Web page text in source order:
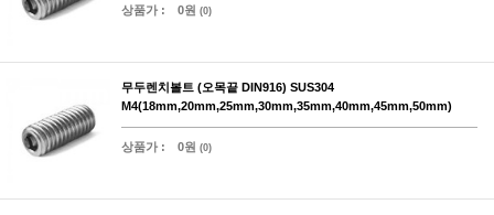
상품가 : 0원 (0)
무두렌치볼트 (오목끝 DIN916) SUS304
M4(18mm,20mm,25mm,30mm,35mm,40mm,45mm,50mm)
상품가 : 0원 (0)